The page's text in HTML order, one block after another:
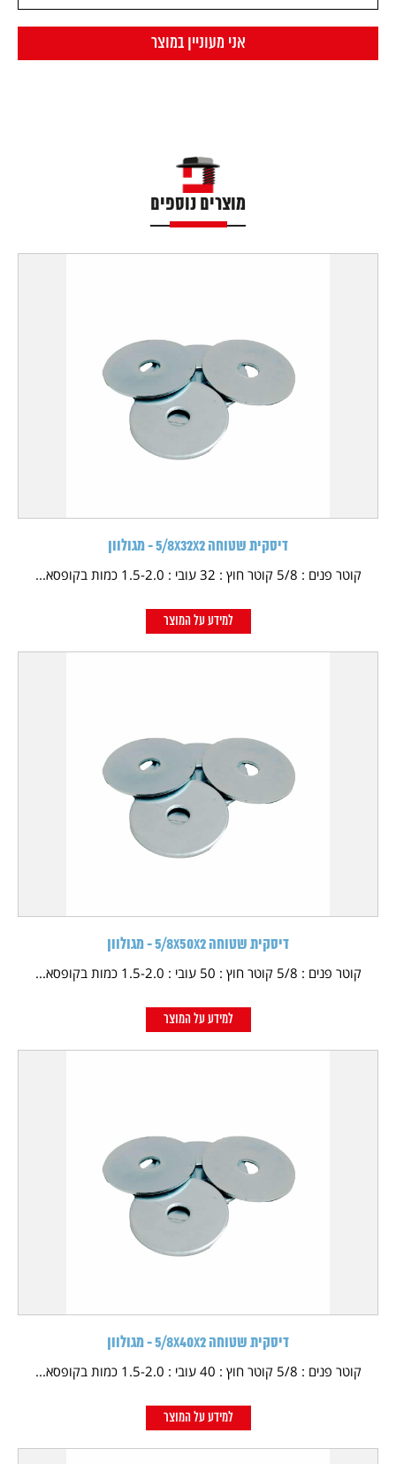
מוצרים נוספים
דיסקית שטוחה 5/8X32X2 - מגולוון
קוטר פנים : 5/8 קוטר חוץ : 32 עובי : 1.5-2.0 כמות בקופסא...
למידע על המוצר
דיסקית שטוחה 5/8X50X2 - מגולוון
קוטר פנים : 5/8 קוטר חוץ : 50 עובי : 1.5-2.0 כמות בקופסא...
למידע על המוצר
דיסקית שטוחה 5/8X40X2 - מגולוון
קוטר פנים : 5/8 קוטר חוץ : 40 עובי : 1.5-2.0 כמות בקופסא...
למידע על המוצר